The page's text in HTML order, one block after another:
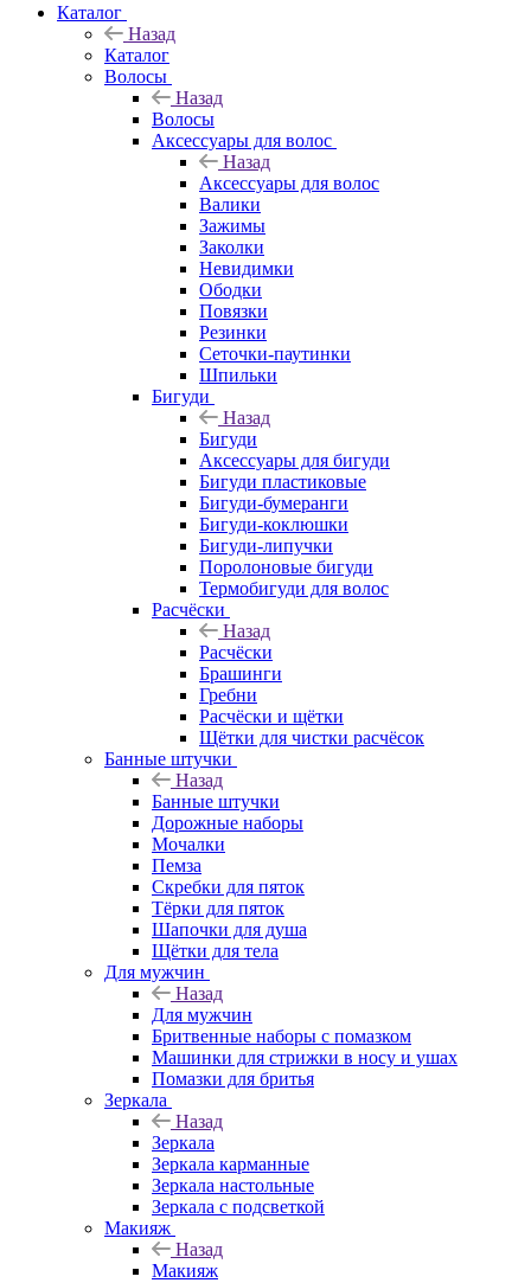
Каталог
Назад
Каталог
Волосы
Назад
Волосы
Аксессуары для волос
Назад
Аксессуары для волос
Валики
Зажимы
Заколки
Невидимки
Ободки
Повязки
Резинки
Сеточки-паутинки
Шпильки
Бигуди
Назад
Бигуди
Аксессуары для бигуди
Бигуди пластиковые
Бигуди-бумеранги
Бигуди-коклюшки
Бигуди-липучки
Поролоновые бигуди
Термобигуди для волос
Расчёски
Назад
Расчёски
Брашинги
Гребни
Расчёски и щётки
Щётки для чистки расчёсок
Банные штучки
Назад
Банные штучки
Дорожные наборы
Мочалки
Пемза
Скребки для пяток
Тёрки для пяток
Шапочки для душа
Щётки для тела
Для мужчин
Назад
Для мужчин
Бритвенные наборы с помазком
Машинки для стрижки в носу и ушах
Помазки для бритья
Зеркала
Назад
Зеркала
Зеркала карманные
Зеркала настольные
Зеркала с подсветкой
Макияж
Назад
Макияж